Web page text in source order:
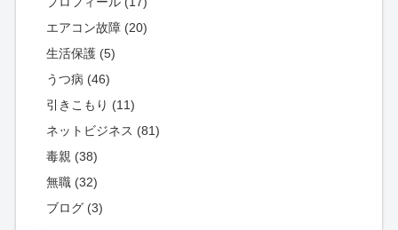
エアコン故障 (20)
生活保護 (5)
うつ病 (46)
引きこもり (11)
ネットビジネス (81)
毒親 (38)
無職 (32)
ブログ (3)